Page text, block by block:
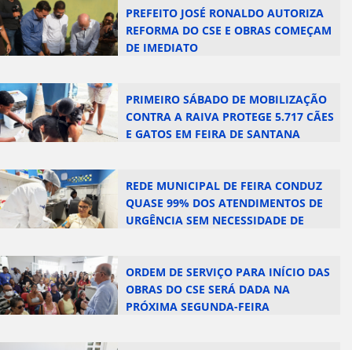
PREFEITO JOSÉ RONALDO AUTORIZA
REFORMA DO CSE E OBRAS COMEÇAM
DE IMEDIATO
PRIMEIRO SÁBADO DE MOBILIZAÇÃO
CONTRA A RAIVA PROTEGE 5.717 CÃES
E GATOS EM FEIRA DE SANTANA
REDE MUNICIPAL DE FEIRA CONDUZ
QUASE 99% DOS ATENDIMENTOS DE
URGÊNCIA SEM NECESSIDADE DE
ORDEM DE SERVIÇO PARA INÍCIO DAS
OBRAS DO CSE SERÁ DADA NA
PRÓXIMA SEGUNDA-FEIRA